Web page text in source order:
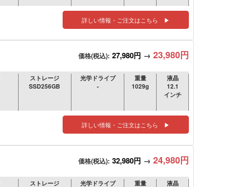
詳しい情報・ご注文はこちら ▶
価格(税込): 27,980円 → 23,980円
ストレージ
SSD256GB
光学ドライブ
-
重量
1029g
液晶
12.1
インチ
詳しい情報・ご注文はこちら ▶
価格(税込): 32,980円 → 24,980円
ストレージ
光学ドライブ
重量
液晶